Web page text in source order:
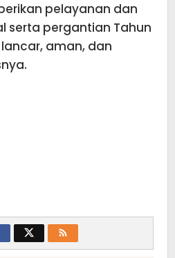
pelayanan dan
serta pergantian Tahun
aman, dan